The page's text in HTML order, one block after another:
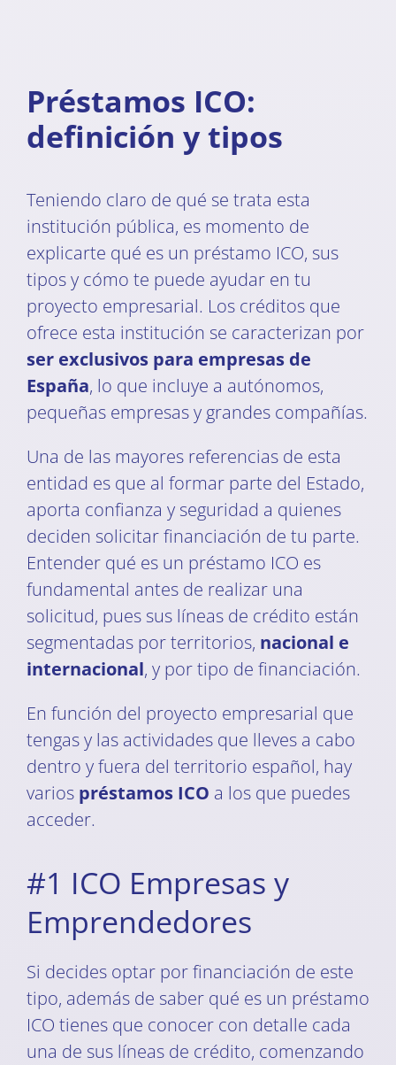
Préstamos ICO:
definición y tipos
Teniendo claro de qué se trata esta
institución pública, es momento de
explicarte qué es un préstamo ICO, sus
tipos y cómo te puede ayudar en tu
proyecto empresarial. Los créditos que
ofrece esta institución se caracterizan por
ser exclusivos para empresas de
España, lo que incluye a autónomos,
pequeñas empresas y grandes compañías.
Una de las mayores referencias de esta
entidad es que al formar parte del Estado,
aporta confianza y seguridad a quienes
deciden solicitar financiación de tu parte.
Entender qué es un préstamo ICO es
fundamental antes de realizar una
solicitud, pues sus líneas de crédito están
segmentadas por territorios, nacional e
internacional, y por tipo de financiación.
En función del proyecto empresarial que
tengas y las actividades que lleves a cabo
dentro y fuera del territorio español, hay
variospréstamos ICO a los que puedes
acceder.
#1 ICO Empresas y
Emprendedores
Si decides optar por financiación de este
tipo, además de saber qué es un préstamo
ICO tienes que conocer con detalle cada
una de sus líneas de crédito, comenzando